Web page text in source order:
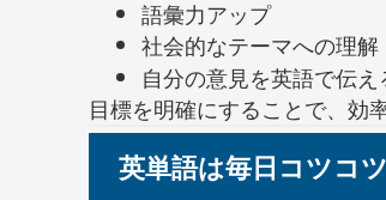
語彙力アップ
社会的なテーマへの理解
自分の意見を英語で伝え
目標を明確にすることで、効
英単語は毎日コツコツ